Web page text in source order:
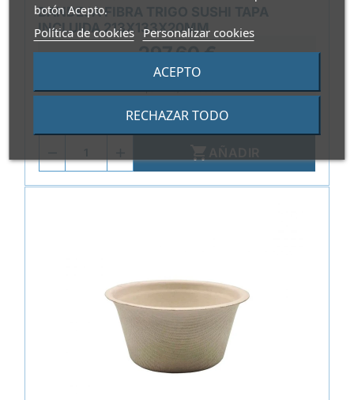
botón Acepto.
Política de cookies Personalizar cookies
RECHAZAR TODO
ACEPTO
BANDEJA FIBRA TRIGO SUSHI TAPA
INCLUIDA 213X133X20MM
297,60 €
0,372 €/Unidad
Paquete de 800 unidades